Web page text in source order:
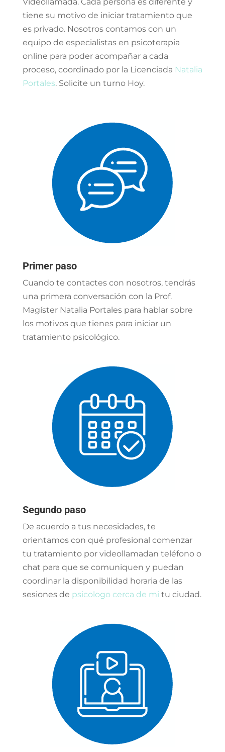
tiene su motivo de iniciar tratamiento que
es privado. Nosotros contamos con un
equipo de especialistas en psicoterapia
online para poder acompañar a cada
proceso, coordinado por la Licenciada Natalia
Portales. Solicite un turno Hoy.
Primer paso
Cuando te contactes con nosotros, tendrás
una primera conversación con la Prof.
Magíster Natalia Portales para hablar sobre
los motivos que tienes para iniciar un
tratamiento psicológico.
Segundo paso
De acuerdo a tus necesidades, te
orientamos con qué profesional comenzar
tu tratamiento por videollamadan teléfono o
chat para que se comuniquen y puedan
coordinar la disponibilidad horaria de las
sesiones de psicologo cerca de mi tu ciudad.